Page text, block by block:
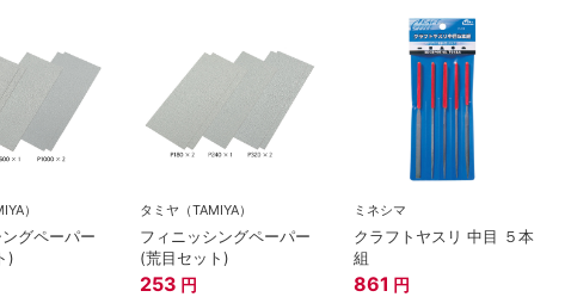
）
グペーパー
)
タミヤ（TAMIYA）
フィニッシングペーパー
(荒目セット)
253 円
ミネシマ
クラフトヤスリ 中目 ５本
組
861 円